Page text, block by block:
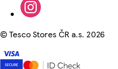
©Tesco Stores ČR a.s. 2026